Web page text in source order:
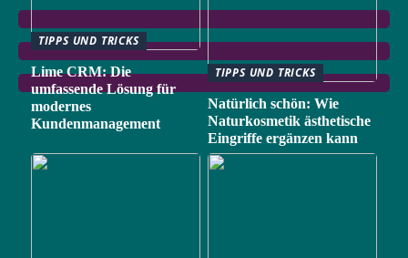
TIPPS UND TRICKS
Lime CRM: Die
umfassende Lösung für
modernes
Kundenmanagement
TIPPS UND TRICKS
Natürlich schön: Wie
Naturkosmetik ästhetische
Eingriffe ergänzen kann